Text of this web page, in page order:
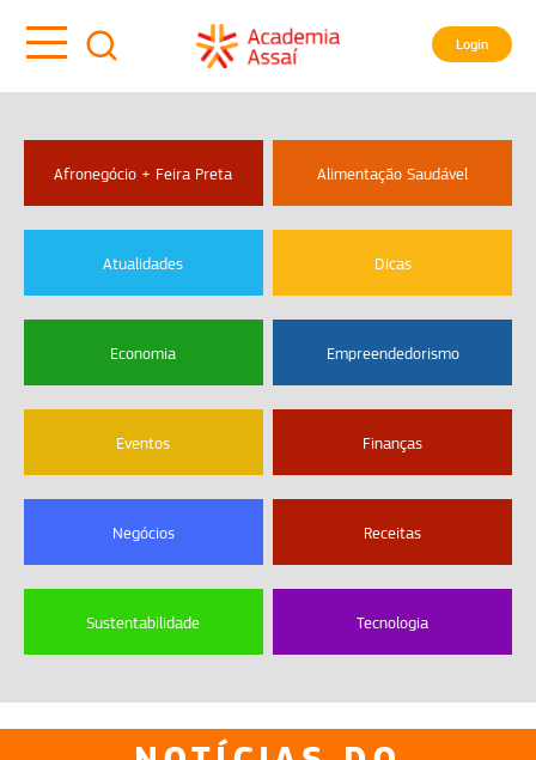
Login
Afronegócio + Feira Preta Alimentação Saudável
Atualidades Dicas
Economia Empreendedorismo
Eventos Finanças
Negócios Receitas
Sustentabilidade Tecnologia